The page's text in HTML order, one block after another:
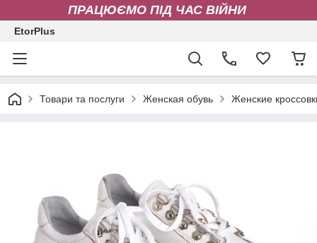
ПРАЦЮЄМО ПІД ЧАС ВІЙНИ
EtorPlus
Товари та послуги Женская обувь Женские